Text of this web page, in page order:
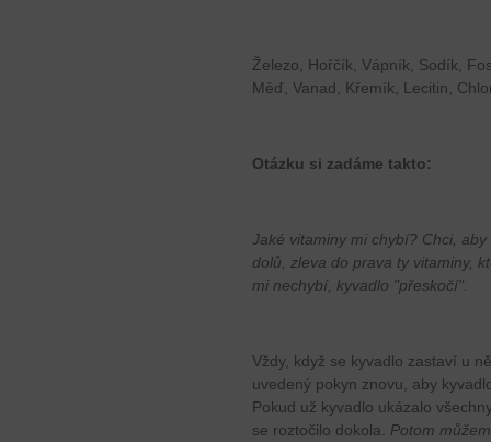
Železo, Hořčík, Vápník, Sodík,
Měď, Vanad, Křemík, Lecitin,
Otázku si zadáme takto:
Jaké vitaminy mi chybí? Chci,
dolů, zleva do prava ty vitaminy,
mi nechybí, kyvadlo "přeskočí".
Vždy, když se kyvadlo zastaví u
uvedený pokyn znovu, aby
Pokud už kyvadlo ukázalo
se roztočilo dokola. Potom